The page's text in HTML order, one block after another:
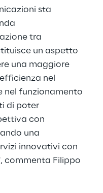
sta
tra
un aspetto
una maggiore
nel
nel funzionamento
di poter
con
una
innovativi con
commenta Filippo